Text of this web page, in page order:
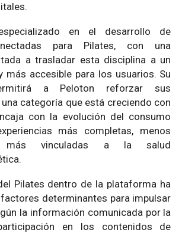
en el desarrollo de
para Pilates, con una
a trasladar esta disciplina a un
más accesible para los usuarios. Su
a Peloton reforzar sus
categoría que está creciendo con
con la evolución del consumo
más completas, menos
más vinculadas a la salud
Pilates dentro de la plataforma ha
determinantes para impulsar
la información comunicada por la
en los contenidos de